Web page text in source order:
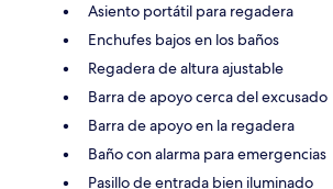
Asiento portátil para regadera
Enchufes bajos en los baños
Regadera de altura ajustable
Barra de apoyo cerca del excusado
Barra de apoyo en la regadera
Baño con alarma para emergencias
Pasillo de entrada bien iluminado